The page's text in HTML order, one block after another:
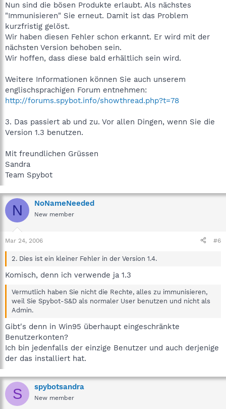
Nun sind die bösen Produkte erlaubt. Als nächstes
"Immunisieren" Sie erneut. Damit ist das Problem
kurzfristig gelöst.
Wir haben diesen Fehler schon erkannt. Er wird mit der
nächsten Version behoben sein.
Wir hoffen, dass diese bald erhältlich sein wird.
Weitere Informationen können Sie auch unserem
englischsprachigen Forum entnehmen:
http://forums.spybot.info/showthread.php?t=78
3. Das passiert ab und zu. Vor allen Dingen, wenn Sie die
Version 1.3 benutzen.
Mit freundlichen Grüssen
Sandra
Team Spybot
N NoNameNeeded
New member
Mar 24, 2006 #6
2. Dies ist ein kleiner Fehler in der Version 1.4.
Komisch, denn ich verwende ja 1.3
Vermutlich haben Sie nicht die Rechte, alles zu immunisieren,
weil Sie Spybot-S&D als normaler User benutzen und nicht als
Admin.
Gibt's denn in Win95 überhaupt eingeschränkte
Benutzerkonten?
Ich bin jedenfalls der einzige Benutzer und auch derjenige
der das installiert hat.
S spybotsandra
New member